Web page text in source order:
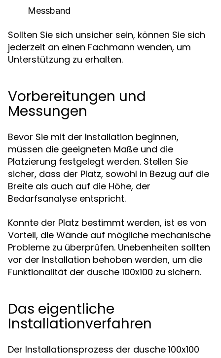
Messband
Sollten Sie sich unsicher sein, können Sie sich
jederzeit an einen Fachmann wenden, um
Unterstützung zu erhalten.
Vorbereitungen und
Messungen
Bevor Sie mit der Installation beginnen,
müssen die geeigneten Maße und die
Platzierung festgelegt werden. Stellen Sie
sicher, dass der Platz, sowohl in Bezug auf die
Breite als auch auf die Höhe, der
Bedarfsanalyse entspricht.
Konnte der Platz bestimmt werden, ist es von
Vorteil, die Wände auf mögliche mechanische
Probleme zu überprüfen. Unebenheiten sollten
vor der Installation behoben werden, um die
Funktionalität der dusche 100x100 zu sichern.
Das eigentliche
Installationverfahren
Der Installationsprozess der dusche 100x100